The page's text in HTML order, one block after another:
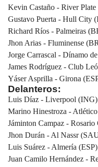
Kevin Castaño - River
Gustavo Puerta - Hull City
Richard Ríos - Palmeiras
Jhon Arias - Fluminense
Jorge Carrascal - Dínamo
James Rodríguez - Club
Yáser Asprilla - Girona
Delanteros:
Luis Díaz - Liverpool (ING)
Marino Hinestroza -
Jáminton Campaz -
Jhon Durán - Al Nassr
Luis Suárez - Almería (ESP)
Juan Camilo Hernández -